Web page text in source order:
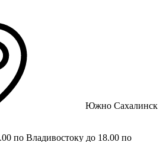
Южно Сахалинск
по Владивостоку до 18.00 по